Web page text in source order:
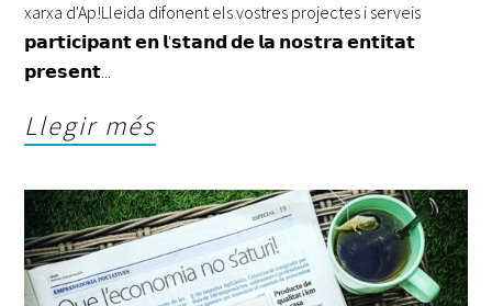
xarxa d'Ap!Lleida difonent els vostres projectes i serveis
𝗽𝗮𝗿𝘁𝗶𝗰𝗶𝗽𝗮𝗻𝘁 𝗲𝗻 𝗹'𝘀𝘁𝗮𝗻𝗱 𝗱𝗲 𝗹𝗮 𝗻𝗼𝘀𝘁𝗿𝗮 𝗲𝗻𝘁𝗶𝘁𝗮𝘁
𝗽𝗿𝗲𝘀𝗲𝗻𝘁
Llegir més